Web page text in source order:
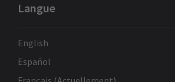
Langue
English
Español